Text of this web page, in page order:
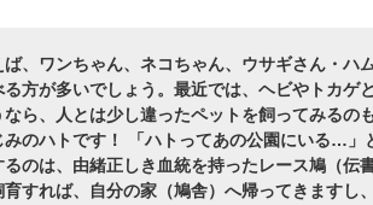
、ワンちゃん、ネコちゃん、ウサギさん・ハ
る方が多いでしょう。最近では、ヘビやトカ
ら、人とは少し違ったペットを飼ってみる
のハトです！ 「ハトってあの公園にいる…
るのは、由緒正しき血統を持ったレース鳩（伝
育すれば、自分の家（鳩舎）へ帰ってきます